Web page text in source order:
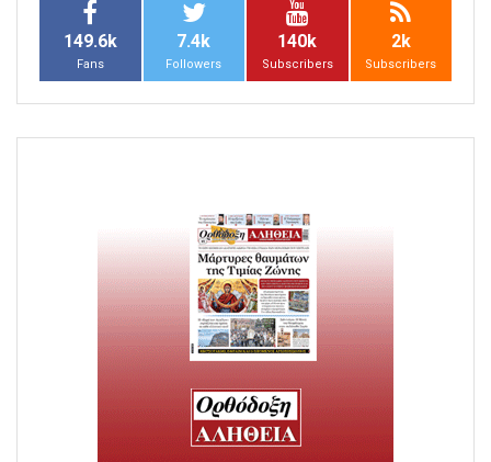
149.6k
Fans
7.4k
Followers
140k
Subscribers
2k
Subscribers